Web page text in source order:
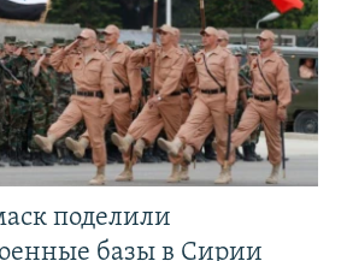
поделили
базы в Сирии